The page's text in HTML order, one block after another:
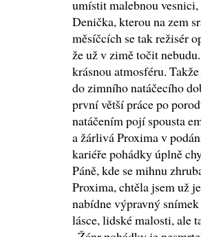
umístit malebnou
Denička, kterou na zem
měsíčcích se tak režisér
že už v zimě točit
krásnou atmosféru.
do zimního natáčecího
první větší práce po
natáčením pojí spousta
a žárlivá Proxima v
kariéře pohádky úplně
Páně, kde se mihnu
Proxima, chtěla jsem už
nabídne výpravný
lásce, lidské malosti, ale